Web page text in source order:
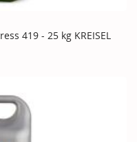
419 - 25 kg KREISEL